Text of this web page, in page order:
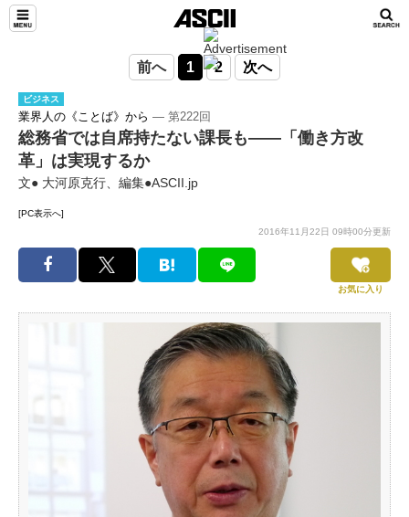
前へ 1 2 次へ
ビジネス
業界人の《ことば》から ― 第222回
総務省では自席持たない課長も――「働き方改
革」は実現するか
文● 大河原克行、編集●ASCII.jp
[PC表示へ]
2016年11月22日 09時00分更新
お気に入り